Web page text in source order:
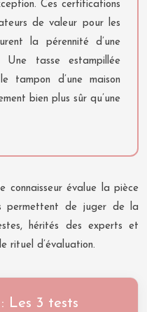
Ces certifications
de valeur pour les
la pérennité d’une
Une tasse estampillée
tampon d’une maison
bien plus sûr qu’une
connaisseur évalue la pièce
permettent de juger de la
hérités des experts et
rituel d’évaluation.
Les 3 tests